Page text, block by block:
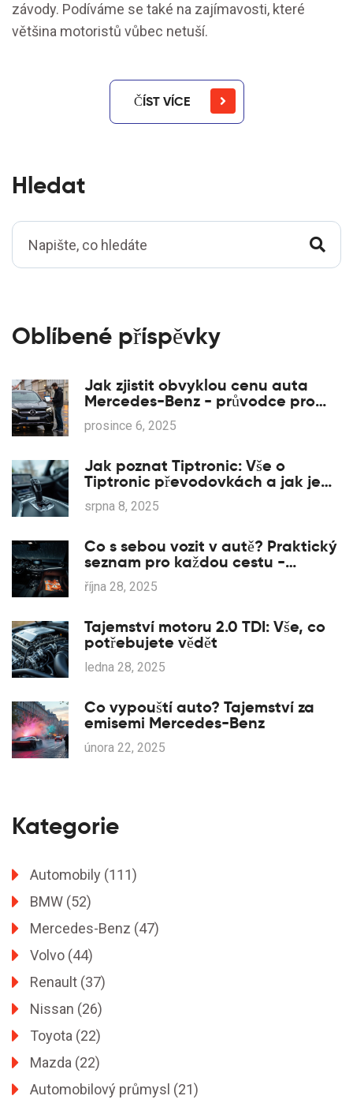
závody. Podíváme se také na zajímavosti, které
většina motoristů vůbec netuší.
ČÍST VÍCE
Hledat
Oblíbené příspěvky
Jak zjistit obvyklou cenu auta
Mercedes-Benz - průvodce pro
české kupující
prosince 6, 2025
Jak poznat Tiptronic: Vše o
Tiptronic převodovkách a jak je
rozpoznat
srpna 8, 2025
Co s sebou vozit v autě? Praktický
seznam pro každou cestu -
Mercedes-Benz i jiné vozy
října 28, 2025
Tajemství motoru 2.0 TDI: Vše, co
potřebujete vědět
ledna 28, 2025
Co vypouští auto? Tajemství za
emisemi Mercedes-Benz
února 22, 2025
Kategorie
Automobily (111)
BMW (52)
Mercedes-Benz (47)
Volvo (44)
Renault (37)
Nissan (26)
Toyota (22)
Mazda (22)
Automobilový průmysl (21)